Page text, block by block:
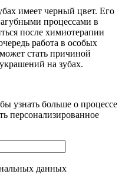
имеет черный цвет. Его
процессами в
после химиотерапии
работа в особых
стать причиной
на зубах.
узнать больше о процессе
персонализированное
данных